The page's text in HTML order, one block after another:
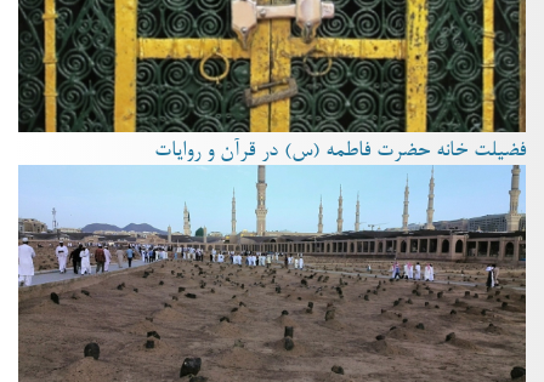
فضیلت خانه حضرت فاطمه (س) در قرآن و روایات